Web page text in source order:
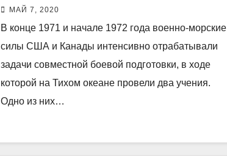
МАЙ 7, 2020
В конце 1971 и начале 1972 года военно-морские
силы США и Канады интенсивно отрабатывали
задачи совместной боевой подготовки, в ходе
которой на Тихом океане провели два учения.
Одно из них…